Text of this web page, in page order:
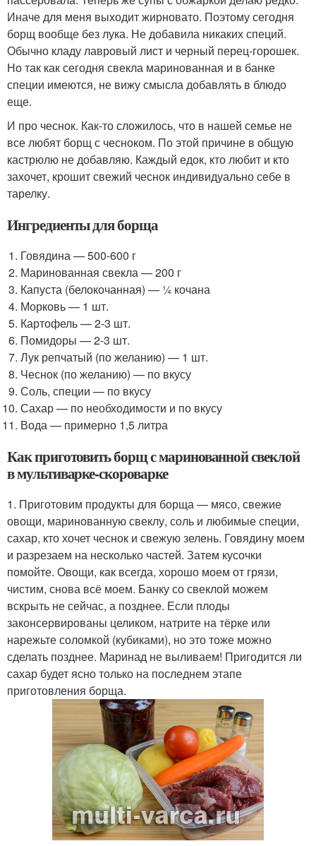
Иначе для меня выходит жирновато. Поэтому сегодня
борщ вообще без лука. Не добавила никаких специй.
Обычно кладу лавровый лист и черный перец-горошек.
Но так как сегодня свекла маринованная и в банке
специи имеются, не вижу смысла добавлять в блюдо
еще.
И про чеснок. Как-то сложилось, что в нашей семье не
все любят борщ с чесноком. По этой причине в общую
кастрюлю не добавляю. Каждый едок, кто любит и кто
захочет, крошит свежий чеснок индивидуально себе в
тарелку.
Ингредиенты для борща
Говядина — 500-600 г
Маринованная свекла — 200 г
Капуста (белокочанная) — ¼ кочана
Морковь — 1 шт.
Картофель — 2-3 шт.
Помидоры — 2-3 шт.
Лук репчатый (по желанию) — 1 шт.
Чеснок (по желанию) — по вкусу
Соль, специи — по вкусу
Сахар — по необходимости и по вкусу
Вода — примерно 1,5 литра
Как приготовить борщ с маринованной свеклой
в мультиварке-скороварке
1. Приготовим продукты для борща — мясо, свежие
овощи, маринованную свеклу, соль и любимые специи,
сахар, кто хочет чеснок и свежую зелень. Говядину моем
и разрезаем на несколько частей. Затем кусочки
помойте. Овощи, как всегда, хорошо моем от грязи,
чистим, снова всё моем. Банку со свеклой можем
вскрыть не сейчас, а позднее. Если плоды
законсервированы целиком, натрите на тёрке или
нарежьте соломкой (кубиками), но это тоже можно
сделать позднее. Маринад не выливаем! Пригодится ли
сахар будет ясно только на последнем этапе
приготовления борща.